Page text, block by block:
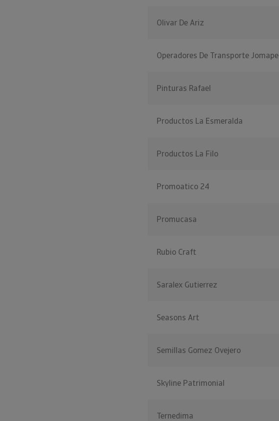
Olivar De Ariz
Operadores De Transporte Jomape
Pinturas Rafael
Productos La Esmeralda
Productos La Filo
Promoatico 24
Promucasa
Rubio Craft
Saralex Gutierrez
Seasons Art
Semillas Gomez Ovejero
Skyline Patrimonial
Ternedima